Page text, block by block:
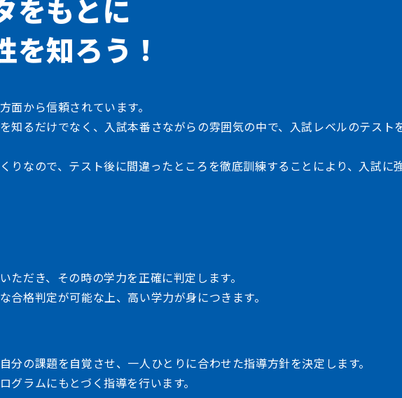
をもとに
を知ろう！
面から信頼されています。
知るだけでなく、入試本番さながらの雰囲気の中で、入試レベルのテス
りなので、テスト後に間違ったところを徹底訓練することにより、入試に
だき、その時の学力を正確に判定します。
格判定が可能な上、高い学力が身につきます。
の課題を自覚させ、一人ひとりに合わせた指導方針を決定します。
ラムにもとづく指導を行います。